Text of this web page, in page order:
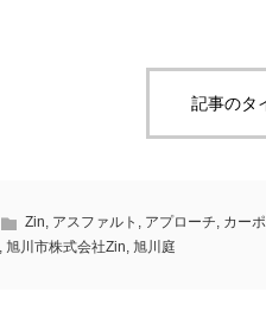
記事のタ
Zin アスファルト アプローチ カー
旭川市株式会社Zin 旭川庭